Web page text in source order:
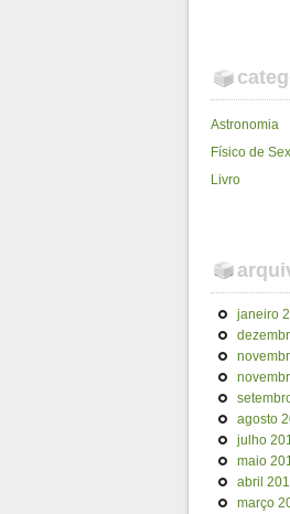
Astronomia
Físico de
Livro
janeiro
agosto
julho
maio
abril
março